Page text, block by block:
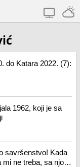
do Katara 2022. (7):
1962, koji je sa
savršenstvo! Kada
mi ne treba, sa njom